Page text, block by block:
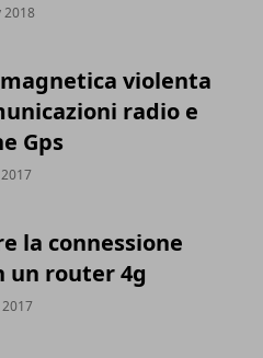
2018
violenta
radio e
Gps
la connessione
un router 4g